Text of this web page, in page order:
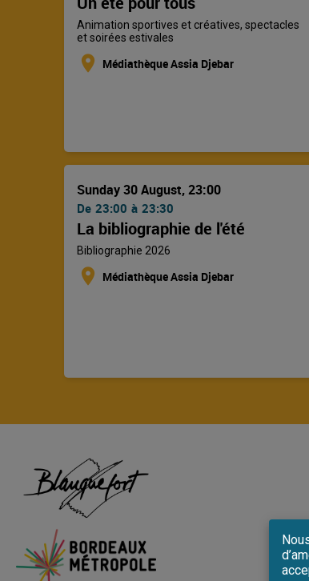
Animation sportives et créatives, spectacles
et soirées estivales
location_on Médiathèque Assia Djebar
La bibliographie de l'été
Sunday 30 August, 23:00
De 23:00 à 23:30
Bibliographie 2026
location_on Médiathèque Assia Djebar